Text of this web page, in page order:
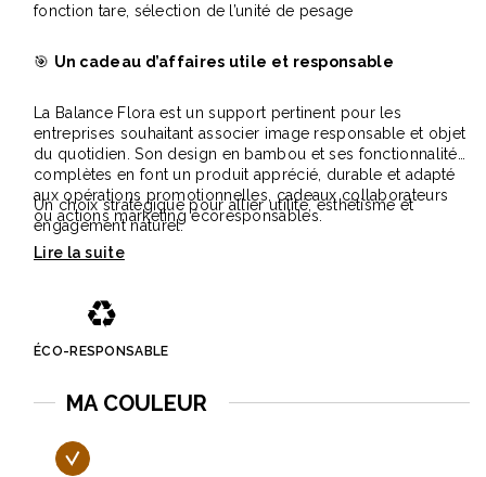
fonction tare, sélection de l’unité de pesage
🎯 Un cadeau d’affaires utile et responsable
La Balance Flora est un support pertinent pour les
entreprises souhaitant associer image responsable et objet
du quotidien. Son design en bambou et ses fonctionnalités
complètes en font un produit apprécié, durable et adapté
aux opérations promotionnelles, cadeaux collaborateurs
ou actions marketing écoresponsables.
Un choix stratégique pour allier utilité, esthétisme et
engagement naturel.
♻️
ÉCO-RESPONSABLE
MA COULEUR